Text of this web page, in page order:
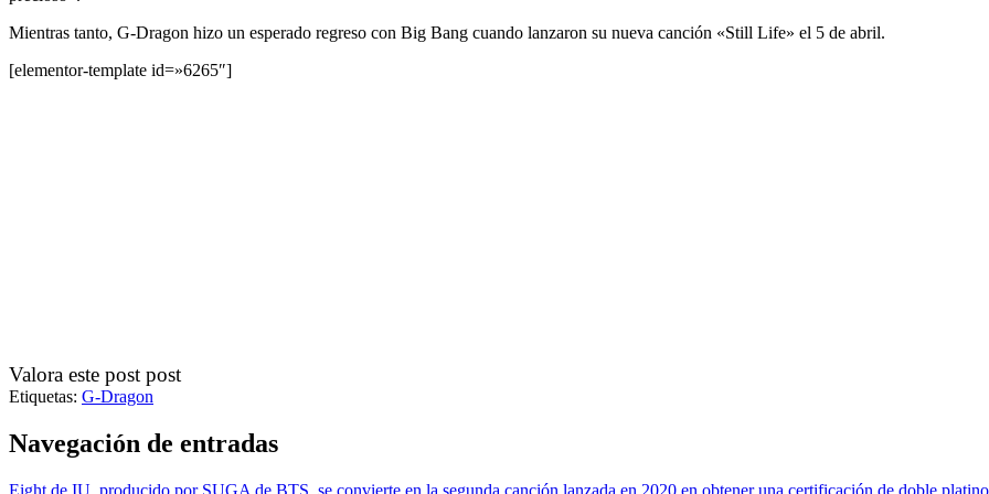
Mientras tanto, G-Dragon hizo un esperado regreso con Big Bang cuando lanzaron su nueva canción «Still Life» el 5 de abril.
[elementor-template id=»6265″]
Valora este post post
Etiquetas: G-Dragon
Navegación de entradas
Eight de IU, producido por SUGA de BTS, se convierte en la segunda canción lanzada en 2020 en obtener una certificación de doble